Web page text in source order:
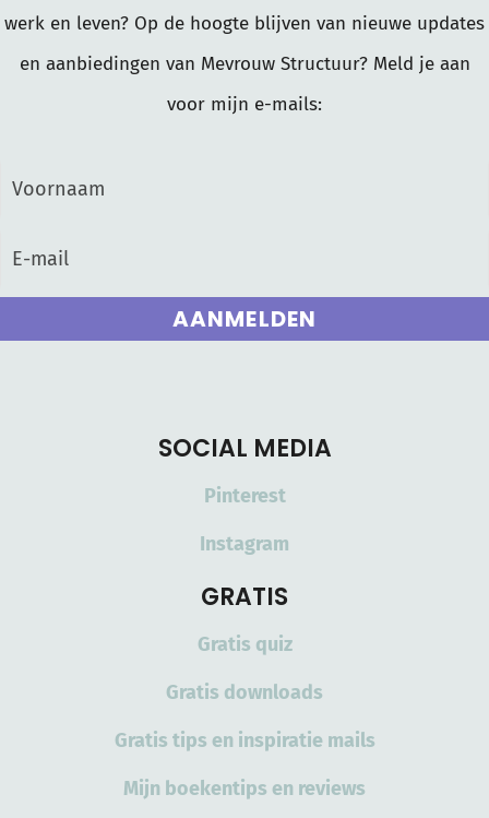
werk en leven? Op de hoogte blijven van nieuwe updates
en aanbiedingen van Mevrouw Structuur? Meld je aan
voor mijn e-mails:
AANMELDEN
SOCIAL MEDIA
Pinterest
Instagram
GRATIS
Gratis quiz
Gratis downloads
Gratis tips en inspiratie mails
Mijn boekentips en reviews